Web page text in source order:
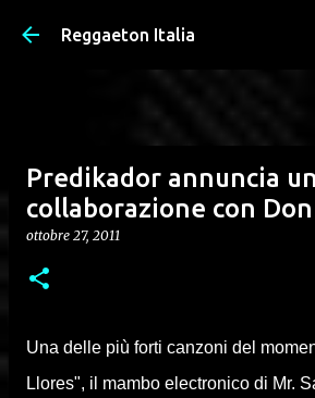
Passa ai contenuti
Reggaeton Italia
Predikador annuncia
collaborazione con
ottobre 27, 2011
Una delle più forti canzoni del
Llores", il mambo electronico di Mr.